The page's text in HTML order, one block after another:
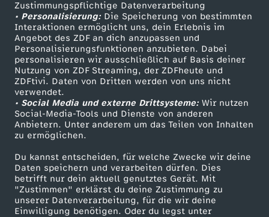
Zustimmungspflichtige Datenverarbeitung
• Personalisierung:Die Speicherung von bestimmten
Interaktionen ermöglicht uns, dein Erlebnis im
Angebot des ZDF an dich anzupassen und
Personalisierungsfunktionen anzubieten. Dabei
personalisieren wir ausschließlich auf Basis deiner
Nutzung von ZDF Streaming, der ZDFheute und
ZDFtivi. Daten von Dritten werden von uns nicht
verwendet.
• Social Media und externe Drittsysteme:Wir nutzen
Social-Media-Tools und Dienste von anderen
Anbietern. Unter anderem um das Teilen von Inhalten
zu ermöglichen.
Du kannst entscheiden, für welche Zwecke wir deine
Daten speichern und verarbeiten dürfen. Dies
betrifft nur dein aktuell genutztes Gerät. Mit
"Zustimmen" erklärst du deine Zustimmung zu
unserer Datenverarbeitung, für die wir deine
Einwilligung benötigen. Oder du legst unter
Livestreams
Sendungen A-Z
TV-Programm
Zuschauerservice
Hilfe
ZDF Unternehmen
Karriere
ZDF goes Schule
Werbefernsehen
Mainzelmännchen